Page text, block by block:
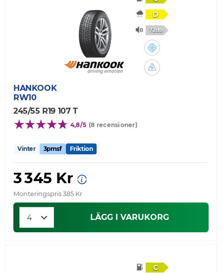
D
72db
HANKOOK
RW10
245/55 R19 107 T
4,8/5 (8 recensioner)
Vinter 3pmsf Friktion
3 345 Kr
Monteringspris 385 Kr
LÄGG I VARUKORG
C